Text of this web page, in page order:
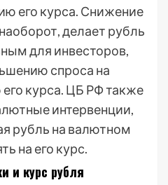
его курса. Снижение
делает рубль
для инвесторов,
спроса на
курса. ЦБ РФ также
интервенции,
рубль на валютном
на его курс.
и курс рубля